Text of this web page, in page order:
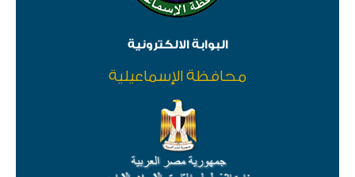
البوابة الالكترونية
محافظة الإسماعيلية